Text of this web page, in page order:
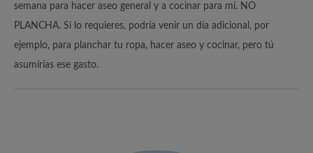
semana para hacer aseo general y a cocinar para mí. NO
PLANCHA. Si lo requieres, podría venir un día adicional, por
ejemplo, para planchar tu ropa, hacer aseo y cocinar, pero tú
asumirías ese gasto.